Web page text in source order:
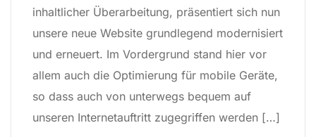
inhaltlicher Überarbeitung, präsentiert sich nun
unsere neue Website grundlegend modernisiert
und erneuert. Im Vordergrund stand hier vor
allem auch die Optimierung für mobile Geräte,
so dass auch von unterwegs bequem auf
unseren Internetauftritt zugegriffen werden […]